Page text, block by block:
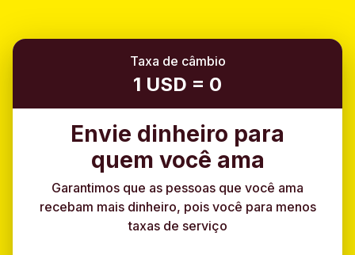
Taxa de câmbio
1 USD = 0
Envie dinheiro para
quem você ama
Garantimos que as pessoas que você ama
recebam mais dinheiro, pois você para menos
taxas de serviço